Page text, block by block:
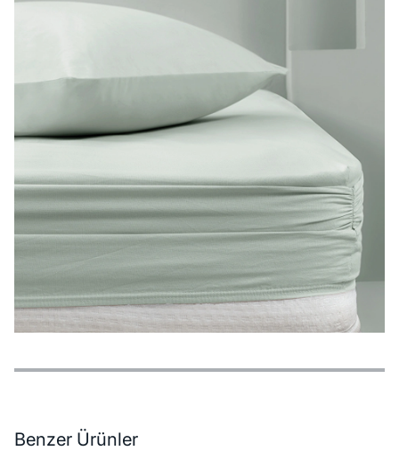
Özellikler
Ödeme Seçenekleri
Teslimat ve İade Koşulları
Benzer Ürünler